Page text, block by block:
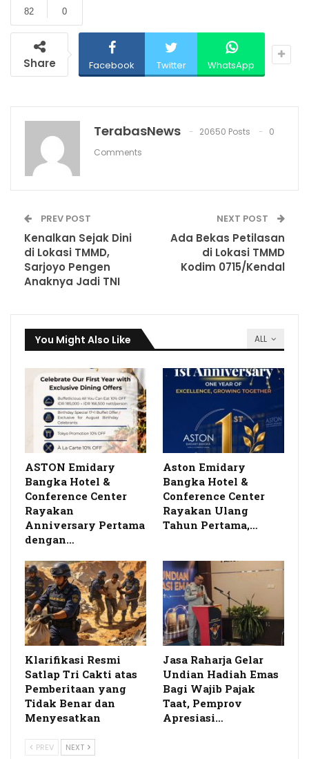
0
82
Share Facebook Twitter WhatsApp
TerabasNews 20650 Posts
0
Comments
PREV POST
Kenalkan Sejak Dini
di Lokasi TMMD,
Sarjoyo Pengen
Anaknya Jadi TNI
NEXT POST
Ada Bekas Petilasan
di Lokasi TMMD
Kodim 0715/Kendal
ALL
You Might Also Like
ASTON Emidary
Bangka Hotel &
Conference Center
Rayakan
Anniversary Pertama
dengan…
Aston Emidary
Bangka Hotel &
Conference Center
Rayakan Ulang
Tahun Pertama,…
Klarifikasi Resmi
Satlap Tri Cakti atas
Pemberitaan yang
Tidak Benar dan
Menyesatkan
Jasa Raharja Gelar
Undian Hadiah Emas
Bagi Wajib Pajak
Taat, Pemprov
Apresiasi…
PREV NEXT